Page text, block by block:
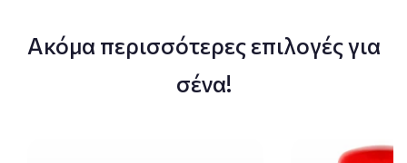
Ακόμα περισσότερες επιλογές για
σένα!